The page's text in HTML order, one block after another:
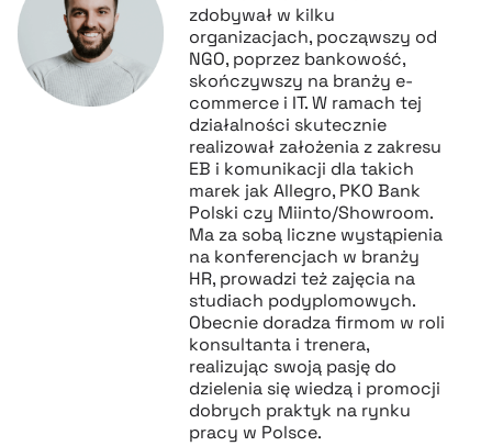
zdobywał w kilku
organizacjach, począwszy od
NGO, poprzez bankowość,
skończywszy na branży e-
commerce i IT. W ramach tej
działalności skutecznie
realizował założenia z zakresu
EB i komunikacji dla takich
marek jak Allegro, PKO Bank
Polski czy Miinto/Showroom.
Ma za sobą liczne wystąpienia
na konferencjach w branży
HR, prowadzi też zajęcia na
studiach podyplomowych.
Obecnie doradza firmom w roli
konsultanta i trenera,
realizując swoją pasję do
dzielenia się wiedzą i promocji
dobrych praktyk na rynku
pracy w Polsce.